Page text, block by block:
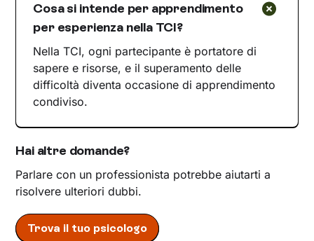
Cosa si intende per apprendimento
per esperienza nella TCI?
Nella TCI, ogni partecipante è portatore di
sapere e risorse, e il superamento delle
difficoltà diventa occasione di apprendimento
condiviso.
Hai altre domande?
Parlare con un professionista potrebbe aiutarti a
risolvere ulteriori dubbi.
Trova il tuo psicologo